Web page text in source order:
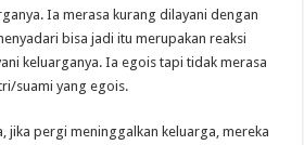
Ia merasa kurang dilayani dengan
bisa jadi itu merupakan reaksi
keluarganya. Ia egois tapi tidak merasa
suami yang egois.
jika pergi meninggalkan keluarga, mereka